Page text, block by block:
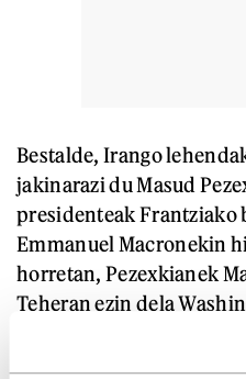
Bestalde, Irango
jakinarazi du Masud
presidenteak Frantziako
Emmanuel Macronekin
horretan, Pezexkianek
Teheran ezin dela
«mehatxuka, presioa
egiten baitu. Gaineratu